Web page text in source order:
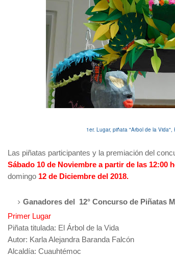
1er. Lugar, piñata "Arbol de la
Las piñatas participantes y la premiación del
Sábado 10 de Noviembre a partir de las 12:00
domingo 12 de Diciembre del 2018.
Ganadores del 12° Concurso de Piñatas
Primer Lugar
Piñata titulada: El Árbol de la Vida
Autor: Karla Alejandra Baranda Falcón
Alcaldía: Cuauhtémoc